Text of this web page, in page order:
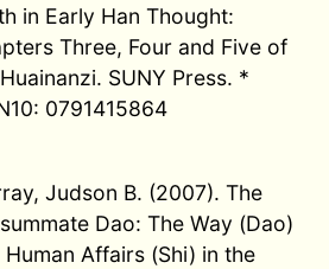
in Early Han Thought:
Three, Four and Five of
SUNY Press. *
0791415864
Judson B. (2007). The
Dao: The Way (Dao)
Human Affairs (Shi) in the